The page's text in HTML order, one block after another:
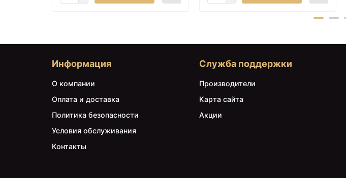
Информация
О компании
Оплата и доставка
Политика безопасности
Условия обслуживания
Контакты
Служба поддержки
Производители
Карта сайта
Акции